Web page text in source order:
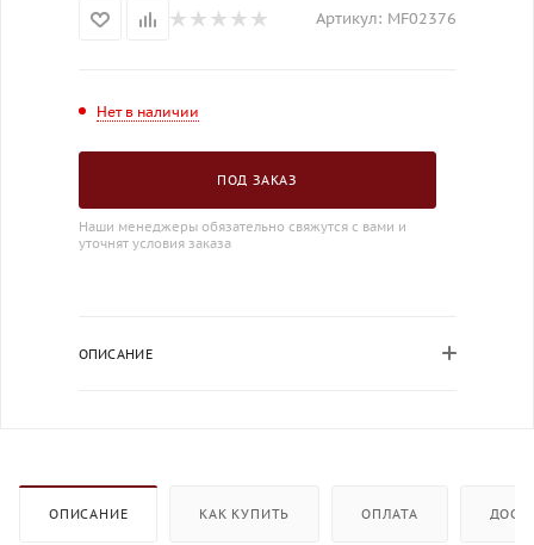
Артикул: MF02376
Нет в наличии
ПОД ЗАКАЗ
Наши менеджеры обязательно свяжутся с вами и
уточнят условия заказа
ОПИСАНИЕ
ОПИСАНИЕ КАК КУПИТЬ ОПЛАТА